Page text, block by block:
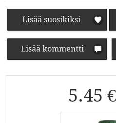
Lisää suosikiksi
Lisää kommentti
5.45 €